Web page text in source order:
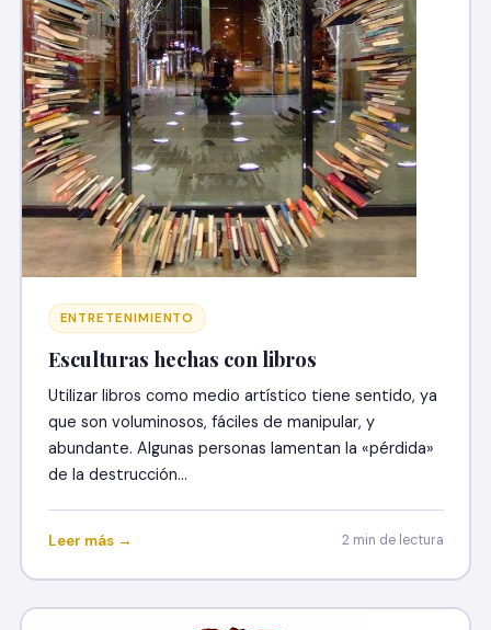
ENTRETENIMIENTO
Esculturas hechas con libros
Utilizar libros como medio artístico tiene sentido, ya
que son voluminosos, fáciles de manipular, y
abundante. Algunas personas lamentan la «pérdida»
de la destrucción…
Leer más → 2 min de lectura